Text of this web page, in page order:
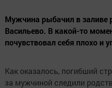
Мужчина рыбачил в заливе
Васильево. В какой-то
почувствовал себя плохо и
Как оказалось, погибший
за мужчиной следили